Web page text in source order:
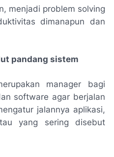
menjadi problem solving
dimanapun dan
pandang sistem
manager bagi
software agar berjalan
jalannya aplikasi,
yang sering disebut